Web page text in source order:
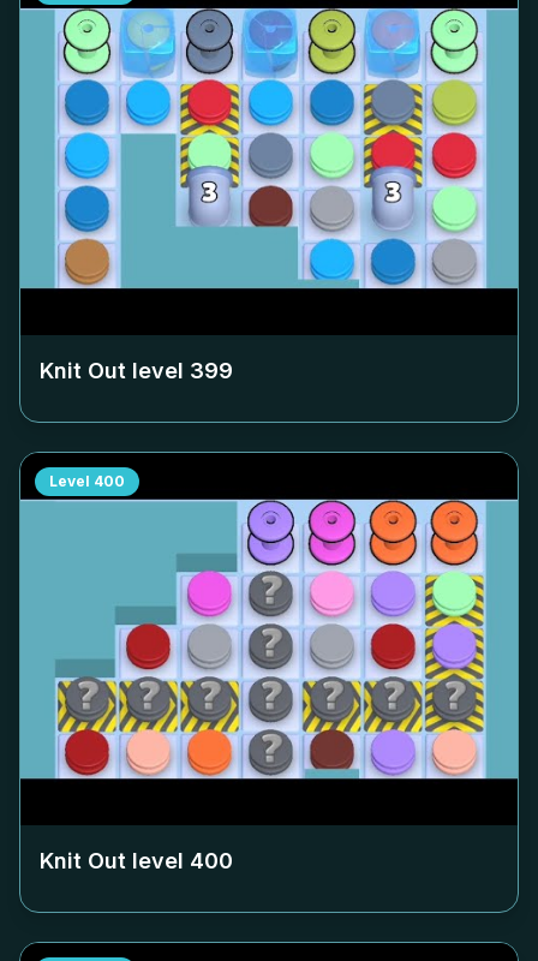
Knit Out level 399
Level 400
Knit Out level 400